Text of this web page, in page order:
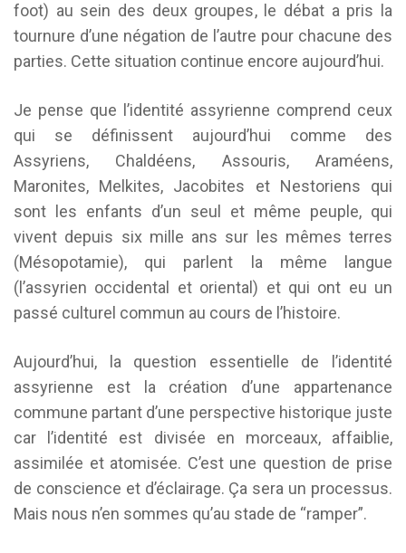
foot) au sein des deux groupes, le débat a pris la
tournure d’une négation de l’autre pour chacune des
parties. Cette situation continue encore aujourd’hui.
Je pense que l’identité assyrienne comprend ceux
qui se définissent aujourd’hui comme des
Assyriens, Chaldéens, Assouris, Araméens,
Maronites, Melkites, Jacobites et Nestoriens qui
sont les enfants d’un seul et même peuple, qui
vivent depuis six mille ans sur les mêmes terres
(Mésopotamie), qui parlent la même langue
(l’assyrien occidental et oriental) et qui ont eu un
passé culturel commun au cours de l’histoire.
Aujourd’hui, la question essentielle de l’identité
assyrienne est la création d’une appartenance
commune partant d’une perspective historique juste
car l’identité est divisée en morceaux, affaiblie,
assimilée et atomisée. C’est une question de prise
de conscience et d’éclairage. Ça sera un processus.
Mais nous n’en sommes qu’au stade de “ramper”.